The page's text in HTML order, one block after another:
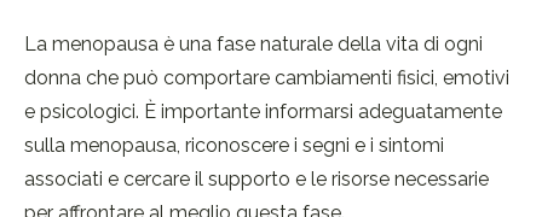
La menopausa è una fase naturale della vita di ogni
donna che può comportare cambiamenti fisici, emotivi
e psicologici. È importante informarsi adeguatamente
sulla menopausa, riconoscere i segni e i sintomi
associati e cercare il supporto e le risorse necessarie